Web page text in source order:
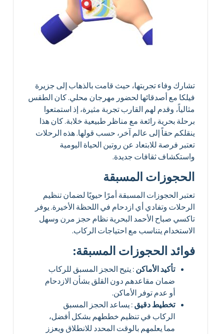
تشارك وفاء تجربتها، حيث قامت بالذهاب إلى جزيرة
فيلكا مع أصدقائها لحضور مهرجان محلي. كان الطقس
مثالياً، وقدم لهم القارب تجربة مثيرة، إذ استمتعوا
برحلة بحرية رائعة مع مناظر طبيعية خلابة. كان هذا
ينقلكم حقاً إلى عالم آخر، حسب قولها. هذه الرحلات
تعتبر فرصة للابتعاد عن روتين الحياة اليومية
واستكشاف ثقافات جديدة.
الحجوزات المسبقة
تعتبر الحجوزات المسبقة أمرًا حيويًا لضمان تنظيم
الرحلات وتفادي أي ازدحام في اللحظة الأخيرة. يوفر
تاكسي صباح الأحمد البحرية نظام حجز مرن وسهل
الاستخدام يتناسب مع احتياجات الركاب.
فوائد الحجوزات المسبقة:
تأكيد الأماكن: يتيح الحجز المسبق للركاب
ضمان مقاعدهم دون القلق بشأن الازدحام
أو عدم توفر الأماكن.
تخطيط دقيق: يساعد الحجز المسبق
الركاب في تنظيم خططهم بشكل أفضل،
مما يعلمهم بالوقت المحدد للانطلاق ويعزز